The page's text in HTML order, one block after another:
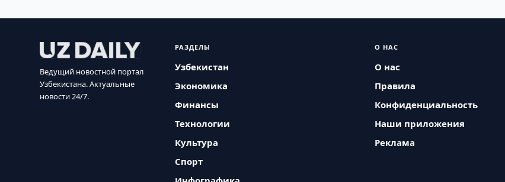
Ведущий новостной портал
Узбекистана. Актуальные
новости 24/7.
РАЗДЕЛЫ
Узбекистан
Экономика
Финансы
Технологии
Культура
Спорт
О НАС
О нас
Правила
Конфиденциальность
Наши приложения
Реклама